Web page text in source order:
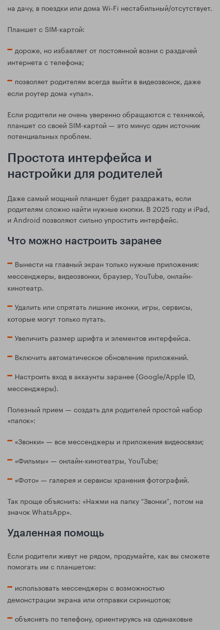
на дачу, в поездки или дома Wi‑Fi нестабильный/отсутствует.
Планшет с SIM-картой:
дороже, но избавляет от постоянной возни с раздачей
интернета с телефона;
позволяет родителям всегда выйти в видеозвонок, даже
если роутер дома «упал».
Если родители не очень уверенно обращаются с техникой,
планшет со своей SIM-картой — это минус один источник
потенциальных проблем.
Простота интерфейса и
настройки для родителей
Даже самый мощный планшет будет раздражать, если
родителям сложно найти нужные кнопки. В 2025 году и iPad,
и Android позволяют сильно упростить интерфейс.
Что можно настроить заранее
Вынести на главный экран только нужные приложения:
мессенджеры, видеозвонки, браузер, YouTube, онлайн-
кинотеатр.
Удалить или спрятать лишние иконки, игры, сервисы,
которые могут только путать.
Увеличить размер шрифта и элементов интерфейса.
Включить автоматическое обновление приложений.
Настроить вход в аккаунты заранее (Google/Apple ID,
мессенджеры).
Полезный прием — создать для родителей простой набор
«папок»:
«Звонки» — все мессенджеры и приложения видеосвязи;
«Фильмы» — онлайн-кинотеатры, YouTube;
«Фото» — галерея и сервисы хранения фотографий.
Так проще объяснить: «Нажми на папку “Звонки”, потом на
значок WhatsApp».
Удаленная помощь
Если родители живут не рядом, продумайте, как вы сможете
помогать им с планшетом:
использовать мессенджеры с возможностью
демонстрации экрана или отправки скриншотов;
объяснять по телефону, ориентируясь на одинаковые